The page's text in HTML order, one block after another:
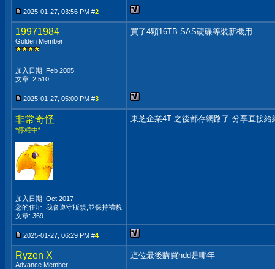
2025-01-27, 03:56 PM #2
19971984
Golden Member
加入日期: Feb 2005
文章: 2,510
買了4顆16TB SAS硬碟等裝新機用.
2025-01-27, 05:00 PM #3
非常奇怪
*停權中*
加入日期: Oct 2017
您的住址: 我會遵守版規,並保持禮貌
文章: 369
東芝企業4T 之後都存網路了.分享直接給
2025-01-27, 06:29 PM #4
Ryzen X
Advance Member
這位最後購買hdd是哪年